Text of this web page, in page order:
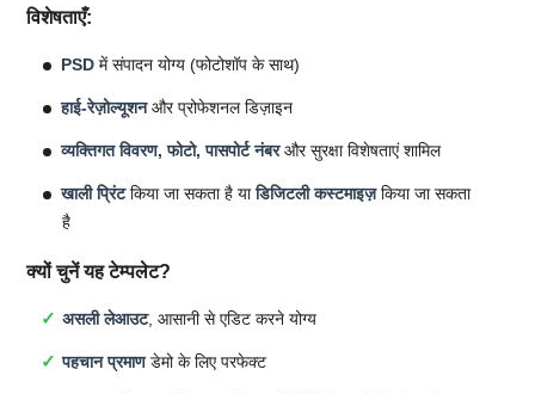
विशेषताएँ:
PSD में संपादन योग्य (फोटोशॉप के साथ)
हाई-रेज़ोल्यूशनऔर प्रोफेशनल डिज़ाइन
व्यक्तिगत विवरण, फोटो, पासपोर्ट नंबरऔर सुरक्षा विशेषताएं शामिल
खाली प्रिंटकिया जा सकता है याडिजिटली कस्टमाइज़किया जा सकता
है
क्यों चुनें यह टेम्पलेट?
असली लेआउट, आसानी से एडिट करने योग्य
पहचान प्रमाणडेमो के लिए परफेक्ट